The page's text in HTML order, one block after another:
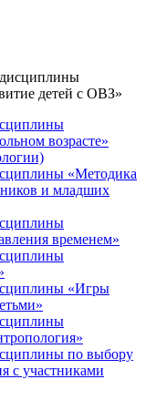
детей с ОВЗ»
возрасте»
«Методика
и младших
временем»
«Игры
по выбору
с участниками